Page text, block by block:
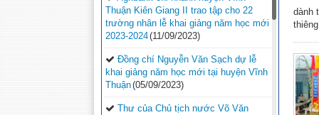
dành
Thuận Kiên Giang II trao tập cho 22
trường nhân lễ khai giảng năm học mới
2023-2024(11/09/2023)
Đồng chí Nguyễn Văn Sạch dự lễ
khai giảng năm học mới tại huyện Vĩnh
Thuận(05/09/2023)
Thư của Chủ tịch nước Võ Văn